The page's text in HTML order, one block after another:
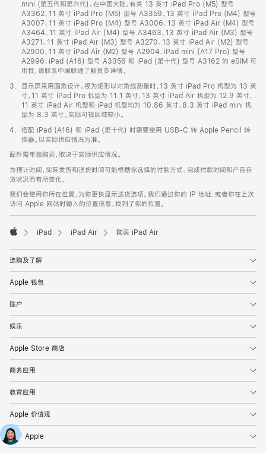
mini (第五代和第六代)。在中国大陆，有关 13 英寸 iPad Pro (M5) 型号
A3362、11 英寸 iPad Pro (M5) 型号 A3359、13 英寸 iPad Pro (M4) 型号
A3007、11 英寸 iPad Pro (M4) 型号 A3006、13 英寸 iPad Air (M4) 型号
A3464、11 英寸 iPad Air (M4) 型号 A3463、13 英寸 iPad Air (M3) 型号
A3271、11 英寸 iPad Air (M3) 型号 A3270、13 英寸 iPad Air (M2) 型号
A2900、11 英寸 iPad Air (M2) 型号 A2904、iPad mini (A17 Pro) 型号
A2996、iPad (A16) 型号 A3356 和 iPad (第十代) 型号 A3162 的 eSIM 可
用性，请联系中国联通了解更多详情。
脚
3.
显示屏采用圆角设计。视为矩形以对角线测量时，13 英寸 iPad Pro 机型为 13 英
寸，11 英寸 iPad Pro 机型为 11.1 英寸，13 英寸 iPad Air 机型为 12.9 英寸，
11 英寸 iPad Air 机型和 iPad 机型均为 10.86 英寸，8.3 英寸 iPad mini 机
型为 8.3 英寸。实际可视区域较小。
脚
4.
搭配 iPad (A16) 和 iPad (第十代) 时需要使用 USB-C 转 Apple Pencil 转
换器。以实际供应情况为准。
配件需单独购买，取决于实际供应情况。
为预计时间，实际发货和送货时间可能根据你选择的付款方式、完成付款时间和产品存
货状况而有所变化。
我们会使用你所在位置，为你更快显示送货选项。我们通过你的 IP 地址，或者你在上次
访问 Apple 网站时输入的位置信息，找到了你的位置。
iPad iPad Air 购买 iPad Air
选购及了解
Apple 钱包
账户
娱乐
Apple Store 商店
商务应用
教育应用
Apple 价值观
关于 Apple